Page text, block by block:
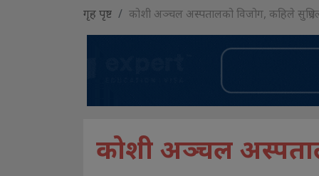
गृह पृष्ट कोशी अञ्चल अस्पतालको विजोग, कहिले
कोशी अञ्चल